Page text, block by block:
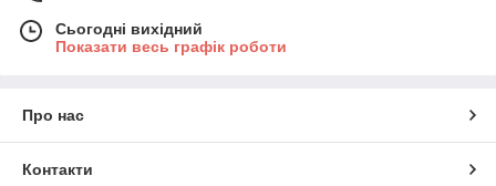
Сьогодні вихідний
Показати весь графік роботи
Про нас
Контакти